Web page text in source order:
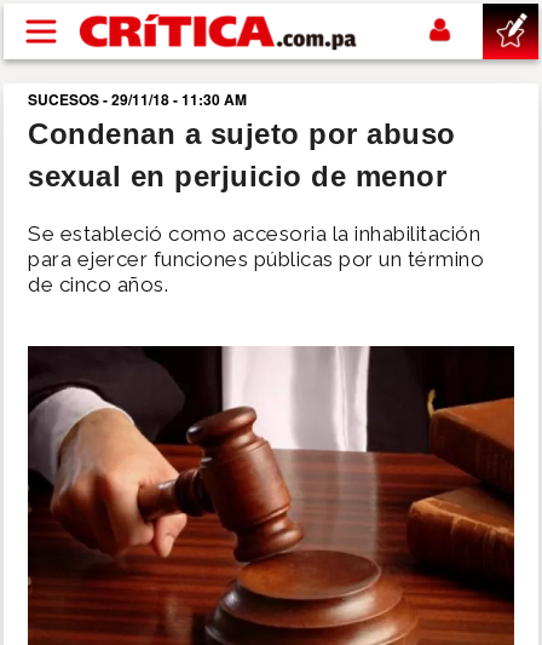
Pasar al contenido principal
buscar
SUCESOS
NACIONAL
SHOW
DEPORTES
MUNDO
INSÓLITAS
SUCESOS - 29/11/18 - 11:30 AM
Condenan a sujeto por abuso
sexual en perjuicio de menor
Se estableció como accesoria la inhabilitación
para ejercer funciones públicas por un término
de cinco años.